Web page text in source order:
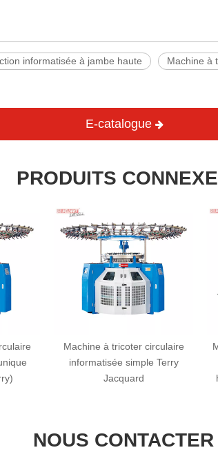
informatisée à jambe haute Machine à
E-catalogue
PRODUITS
Machine à tricoter circulaire
informatisée simple Terry
Jacquard
NOUS CONTACTER